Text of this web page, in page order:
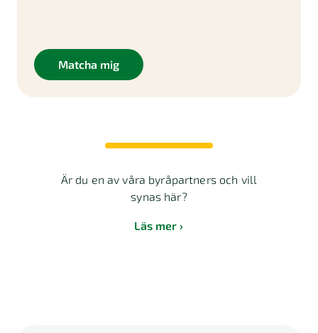
Matcha mig
Är du en av våra byråpartners och vill
synas här?
Läs mer